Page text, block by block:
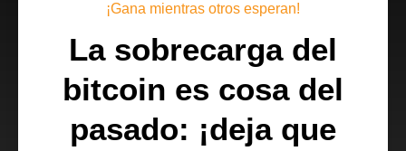
¡Gana mientras otros esperan!
La sobrecarga del
bitcoin es cosa del
pasado: ¡deja que